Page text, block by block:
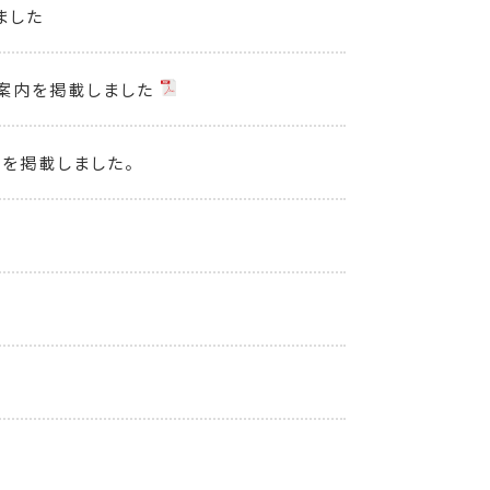
た
内を掲載しました
掲載しました。